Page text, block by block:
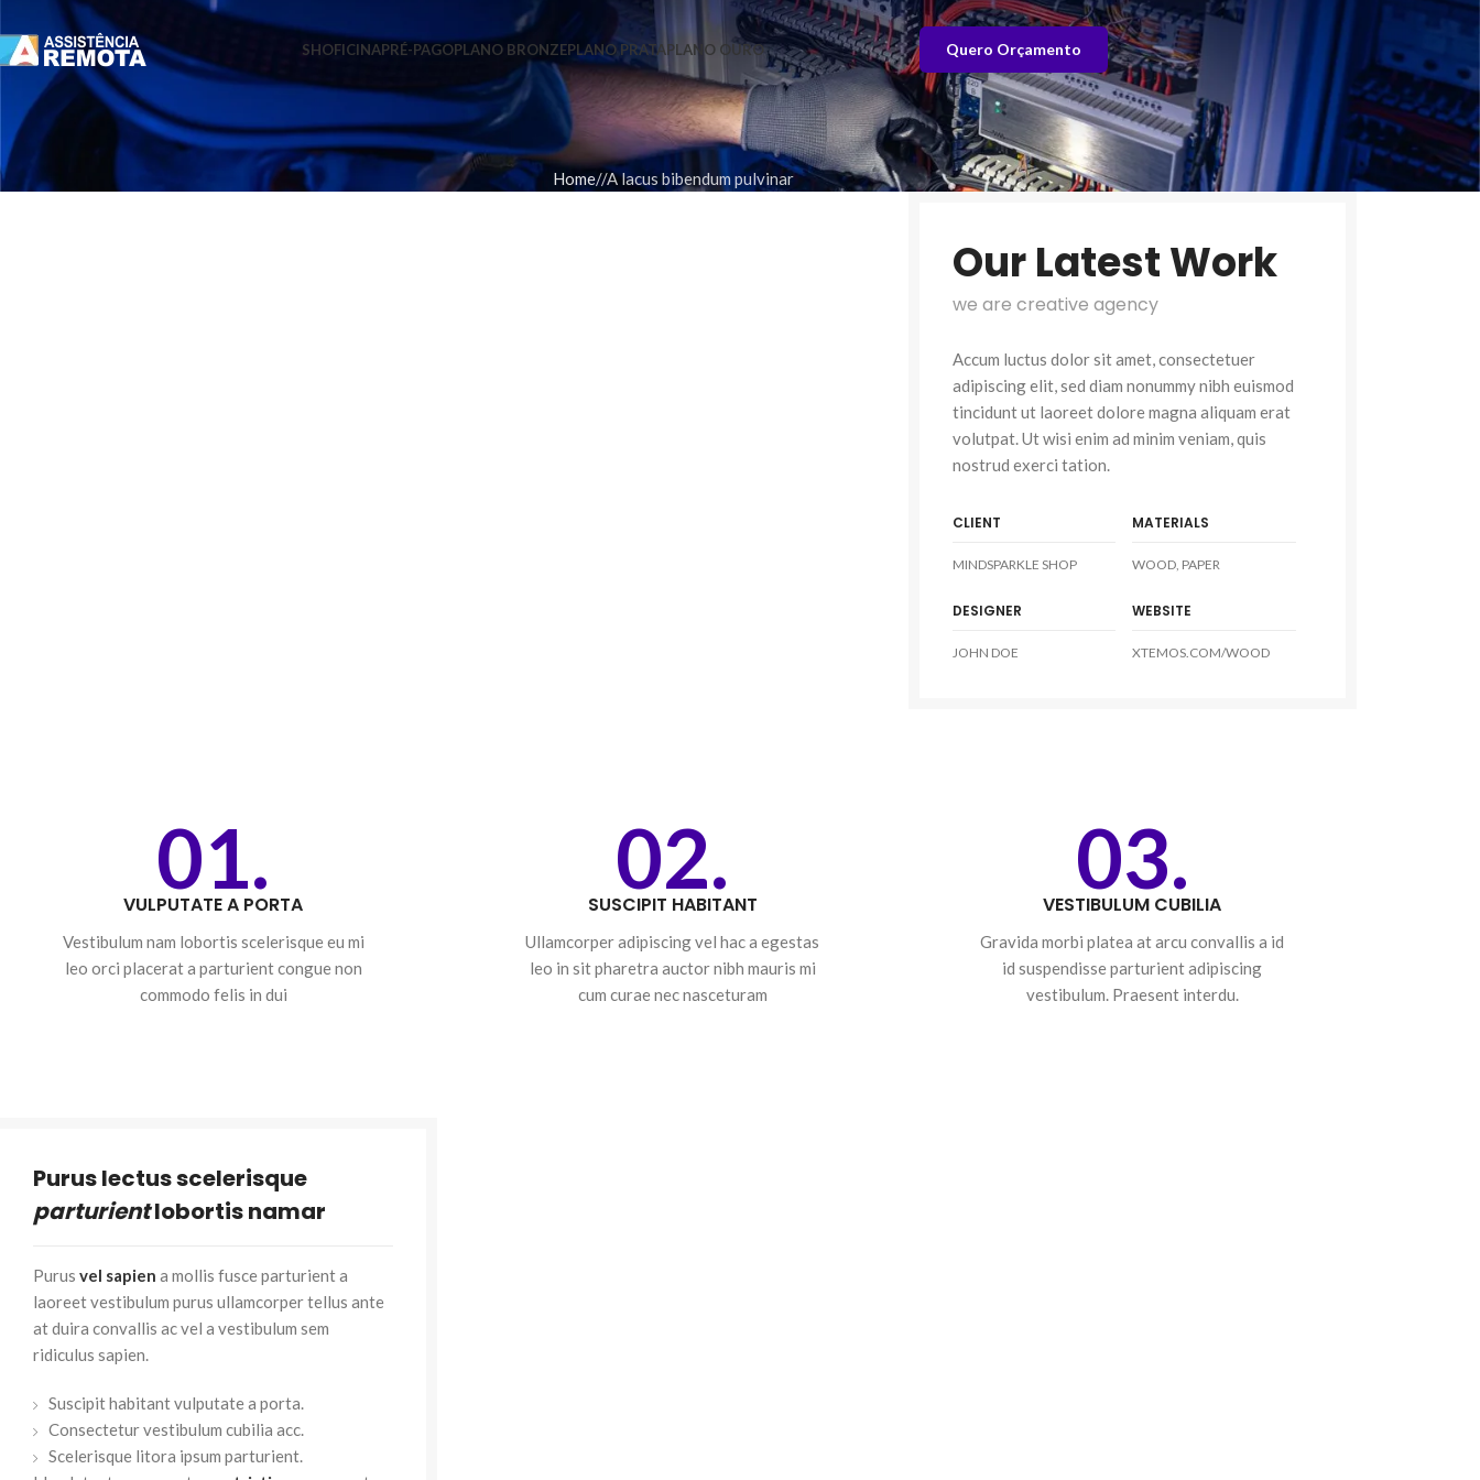
SHOFICINAPRÉ-PAGOPLANO BRONZEPLANO PRATAPLANO OURO Quero Orçamento
Home A lacus bibendum pulvinar
Our Latest Work
we are creative agency
Accum luctus dolor sit amet, consectetuer
adipiscing elit, sed diam nonummy nibh euismod
tincidunt ut laoreet dolore magna aliquam erat
volutpat. Ut wisi enim ad minim veniam, quis
nostrud exerci tation.
CLIENT
MINDSPARKLE SHOP
DESIGNER
JOHN DOE
MATERIALS
WOOD, PAPER
WEBSITE
XTEMOS.COM/WOOD
01.
VULPUTATE A PORTA
Vestibulum nam lobortis scelerisque eu mi
leo orci placerat a parturient congue non
commodo felis in dui
02.
SUSCIPIT HABITANT
Ullamcorper adipiscing vel hac a egestas
leo in sit pharetra auctor nibh mauris mi
cum curae nec nasceturam
03.
VESTIBULUM CUBILIA
Gravida morbi platea at arcu convallis a id
id suspendisse parturient adipiscing
vestibulum. Praesent interdu.
Purus lectus scelerisque
parturientlobortis namar
Purus vel sapien a mollis fusce parturient a
laoreet vestibulum purus ullamcorper tellus ante
at duira convallis ac vel a vestibulum sem
ridiculus sapien.
Suscipit habitant vulputate a porta.
Consectetur vestibulum cubilia acc.
Scelerisque litora ipsum parturient.